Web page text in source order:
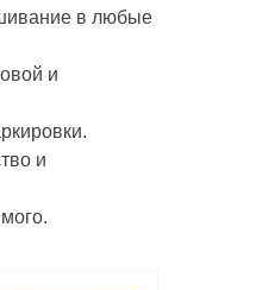
в любые
и
и